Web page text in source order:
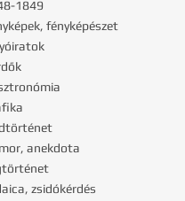
1849
fényképészet
anekdota
zsidókérdés